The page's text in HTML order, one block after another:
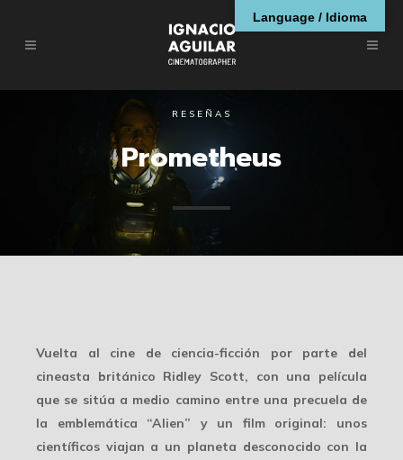
RESEÑAS
Prometheus
Vuelta al cine de ciencia-ficción por parte del
cineasta británico Ridley Scott, con una película
que se sitúa a medio camino entre una precuela de
la emblemática “Alien” y un film original: unos
científicos viajan a un planeta desconocido con la
Language / Idioma